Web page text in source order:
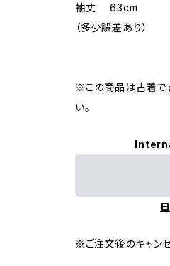
袖丈 63cm
（多少誤差あり）
※この商品は古着で
い。
※ご注文後のキャン